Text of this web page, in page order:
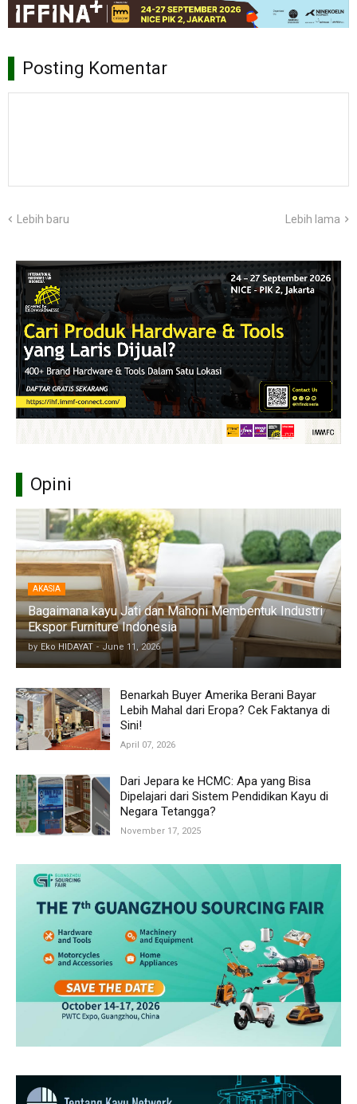
Posting Komentar
Lebih baru Lebih lama
Opini
AKASIA
Bagaimana kayu Jati dan Mahoni Membentuk Industri
Ekspor Furniture Indonesia
by Eko HIDAYAT - June 11, 2026
Benarkah Buyer Amerika Berani Bayar
Lebih Mahal dari Eropa? Cek Faktanya di
Sini!
April 07, 2026
Dari Jepara ke HCMC: Apa yang Bisa
Dipelajari dari Sistem Pendidikan Kayu di
Negara Tetangga?
November 17, 2025